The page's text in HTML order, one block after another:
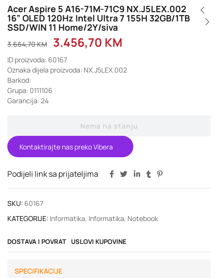
Acer Aspire 5 A16-71M-71C9 NX.J5LEX.002
16” OLED 120Hz Intel Ultra 7 155H 32GB/1TB
SSD/WIN 11 Home/2Y/siva
3.664,70KM 3.456,70 KM
ID proizvoda: 60167
Oznaka dijela proizvoda: NX.J5LEX.002
Barkod:
Grupa: 0111106
Garancija: 24
Nema na stanju
Kontaktirajte nas preko Vibera
Podijeli link sa prijateljima
SKU: 60167
KATEGORIJE: Informatika, Informatika, Notebook
DOSTAVA I POVRAT USLOVI KUPOVINE
SPECIFIKACIJE